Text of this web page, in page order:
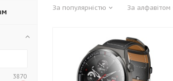
За популярністю За алфавітом
3870